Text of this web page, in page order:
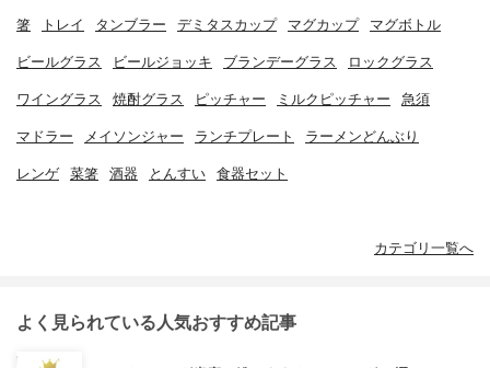
箸 トレイ タンブラー デミタスカップ マグカップ マグボトル
ビールグラス ビールジョッキ ブランデーグラス ロックグラス
ワイングラス 焼酎グラス ピッチャー ミルクピッチャー 急須
マドラー メイソンジャー ランチプレート ラーメンどんぶり
レンゲ 菜箸 酒器 とんすい 食器セット
カテゴリ一覧へ
よく見られている人気おすすめ記事